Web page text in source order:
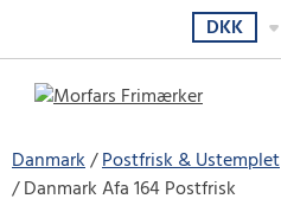
DKK
Danmark Postfrisk & Ustemplet
Danmark Afa 164 Postfrisk